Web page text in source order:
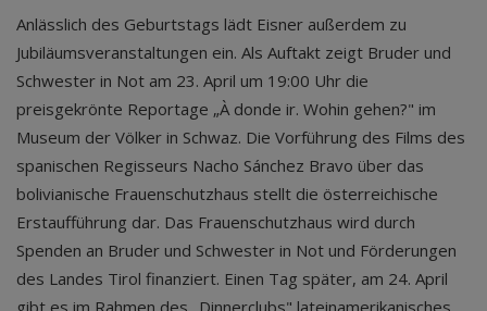
Anlässlich des Geburtstags lädt Eisner außerdem zu
Jubiläumsveranstaltungen ein. Als Auftakt zeigt Bruder und
Schwester in Not am 23. April um 19:00 Uhr die
preisgekrönte Reportage „À donde ir. Wohin gehen?" im
Museum der Völker in Schwaz. Die Vorführung des Films des
spanischen Regisseurs Nacho Sánchez Bravo über das
bolivianische Frauenschutzhaus stellt die österreichische
Erstaufführung dar. Das Frauenschutzhaus wird durch
Spenden an Bruder und Schwester in Not und Förderungen
des Landes Tirol finanziert. Einen Tag später, am 24. April
gibt es im Rahmen des „Dinnerclubs" lateinamerikanisches